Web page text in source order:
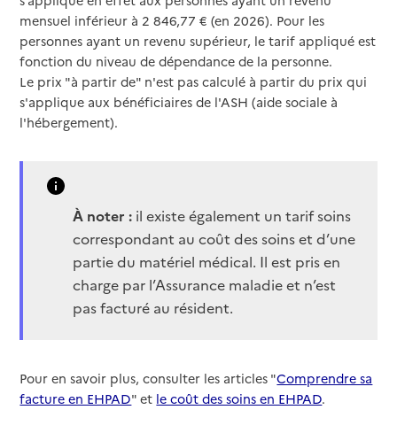
mensuel inférieur à 2 846,77 € (en 2026). Pour les
personnes ayant un revenu supérieur, le tarif appliqué est
fonction du niveau de dépendance de la personne.
Le prix "à partir de" n'est pas calculé à partir du prix qui
s'applique aux bénéficiaires de l'ASH (aide sociale à
l'hébergement).
À noter : il existe également un tarif soins
correspondant au coût des soins et d’une
partie du matériel médical. Il est pris en
charge par l’Assurance maladie et n’est
pas facturé au résident.
Pour en savoir plus, consulter les articles "Comprendre sa
facture en EHPAD" et le coût des soins en EHPAD.